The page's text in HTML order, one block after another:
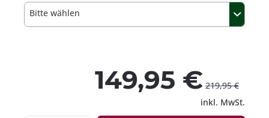
Bitte wählen
149,95 € 219,95 €
inkl. MwSt.